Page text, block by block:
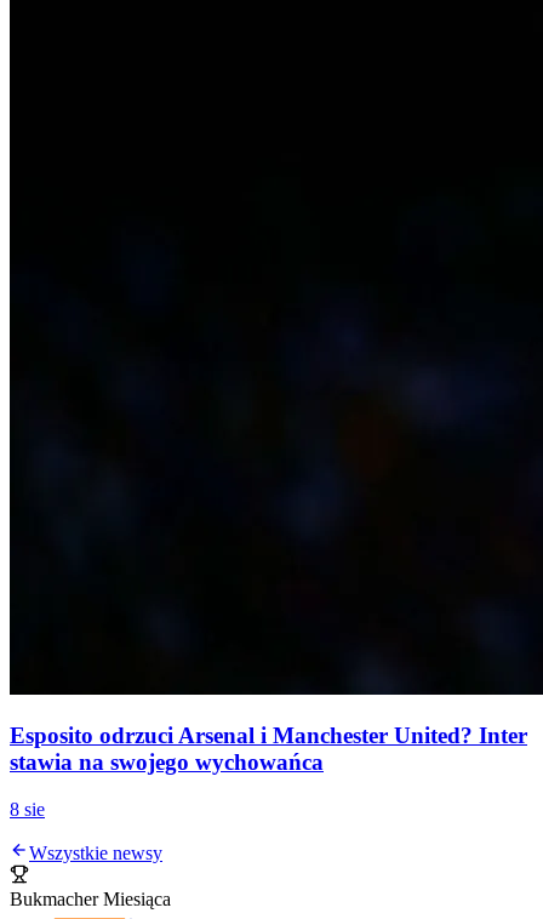
Esposito odrzuci Arsenal i Manchester United? Inter
stawia na swojego wychowańca
8 sie
Wszystkie newsy
Bukmacher Miesiąca